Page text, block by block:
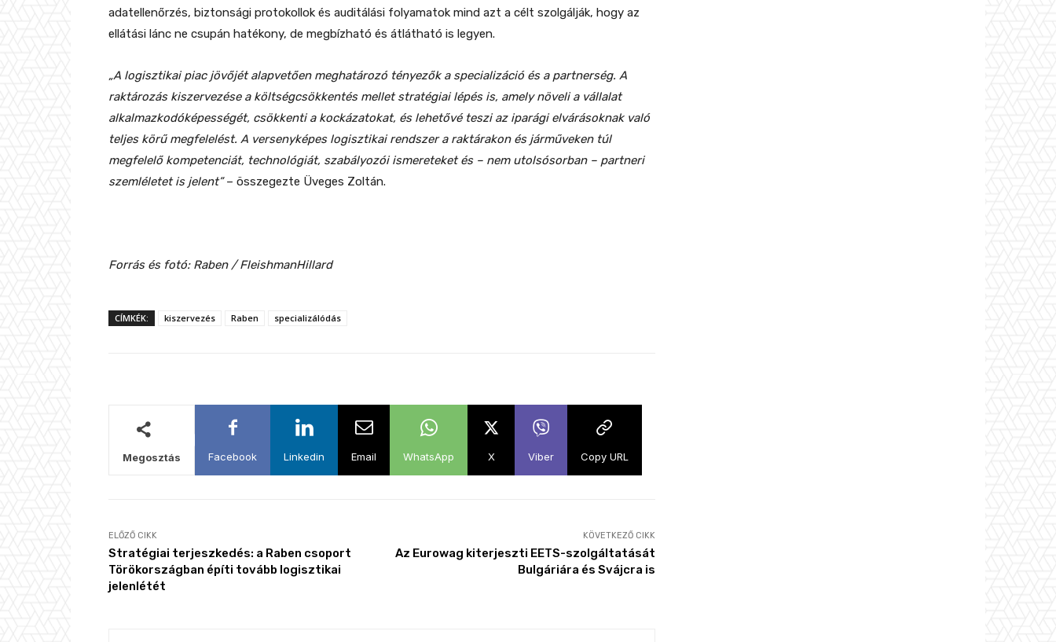
adatellenőrzés, biztonsági protokollok és auditálási folyamatok mind azt a célt szolgálják, hogy az
ellátási lánc ne csupán hatékony, de megbízható és átlátható is legyen.
„A logisztikai piac jövőjét alapvetően meghatározó tényezők a specializáció és a partnerség. A
raktározás kiszervezése a költségcsökkentés mellet stratégiai lépés is, amely növeli a vállalat
alkalmazkodóképességét, csökkenti a kockázatokat, és lehetővé teszi az iparági elvárásoknak való
teljes körű megfelelést. A versenyképes logisztikai rendszer a raktárakon és járműveken túl
megfelelő kompetenciát, technológiát, szabályozói ismereteket és – nem utolsósorban – partneri
szemléletet is jelent”– összegezte Üveges Zoltán.
Forrás és fotó: Raben / FleishmanHillard
CÍMKÉK: kiszervezés Raben specializálódás
Megosztás Facebook Linkedin Email WhatsApp X Viber Copy URL
ELŐZŐ CIKK
Stratégiai terjeszkedés: a Raben csoport
Törökországban építi tovább logisztikai
jelenlétét
KÖVETKEZŐ CIKK
Az Eurowag kiterjeszti EETS-szolgáltatását
Bulgáriára és Svájcra is